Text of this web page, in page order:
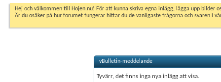
Hej och välkommen till Hojen.nu! För att kunna skriva egna inlägg, lägga upp
Är du osäker på hur forumet fungerar hittar du de vanligaste frågorna och svaren i
vBulletin-meddelande
Tyvärr, det finns inga nya inlägg att visa.